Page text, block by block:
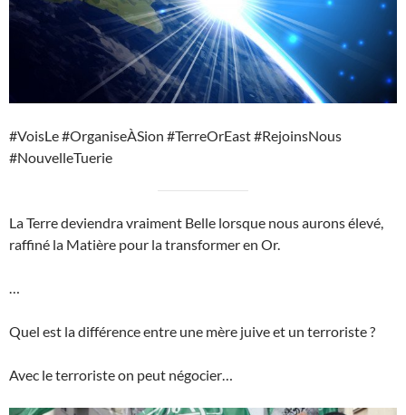
#VoisLe #OrganiseÀSion #TerreOrEast #RejoinsNous
#NouvelleTuerie
La Terre deviendra vraiment Belle lorsque nous aurons élevé,
raffiné la Matière pour la transformer en Or.
…
Quel est la différence entre une mère juive et un terroriste ?
Avec le terroriste on peut négocier…